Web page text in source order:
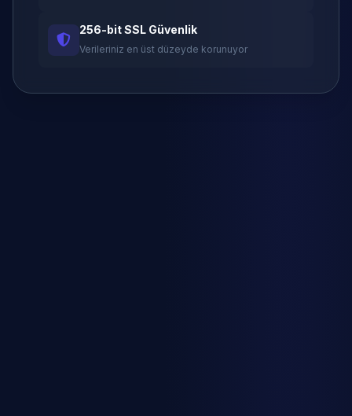
256-bit SSL Güvenlik
Verileriniz en üst düzeyde korunuyor